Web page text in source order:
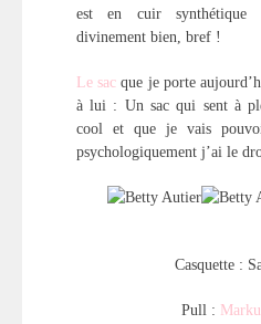
est en cuir
divinement bien, bref !
Le sac que je porte
à lui : Un sac qui sent à
cool et que je vais
psychologiquement j’ai le
Casquette :
Pull :